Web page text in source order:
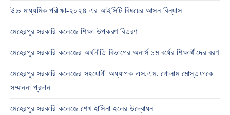
উচ্চ মাধ্যমিক পরীক্ষা-২০২৪ এর আইসিটি বিষয়ের আসন বিন্যাস
মেহেরপুর সরকারি কলেজে শিক্ষা উপকরণ বিতরণ
মেহেরপুর সরকারি কলেজের অর্থনীতি বিভাগের অনার্স ১ম বর্ষের শিক্ষার্থীদের বরণ
মেহেরপুর সরকারি কলেজের সহযোগী অধ্যাপক এস.এম. গোলাম মোস্তফাকে
সম্মাননা প্রদান
মেহেরপুর সরকারি কলেজে শেখ হাসিনা হলের উদ্বোধন